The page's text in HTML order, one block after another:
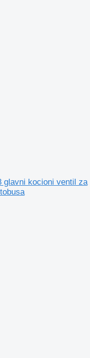
glavni kocioni ventil za